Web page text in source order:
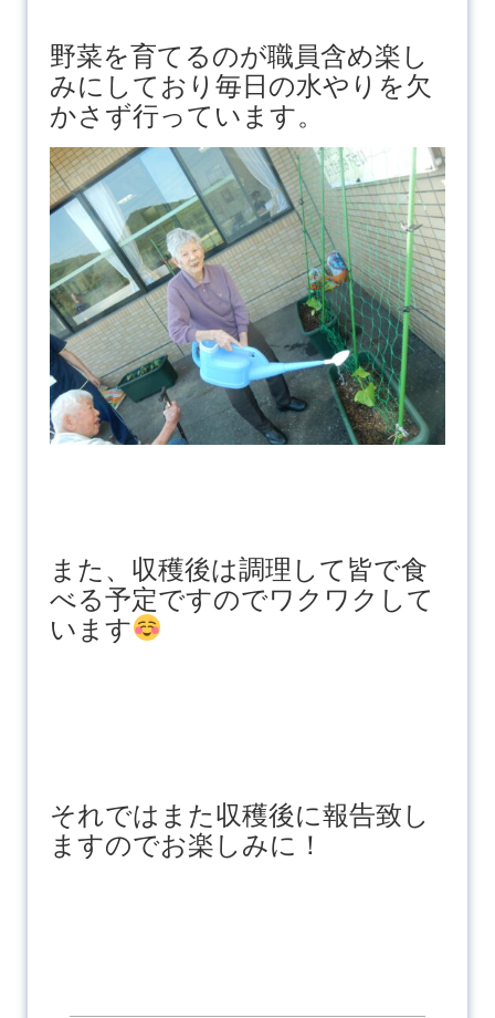
野菜を育てるのが職員含め楽し
みにしており毎日の水やりを欠
かさず行っています。
また、収穫後は調理して皆で食
べる予定ですのでワクワクして
います
それではまた収穫後に報告致し
ますのでお楽しみに！